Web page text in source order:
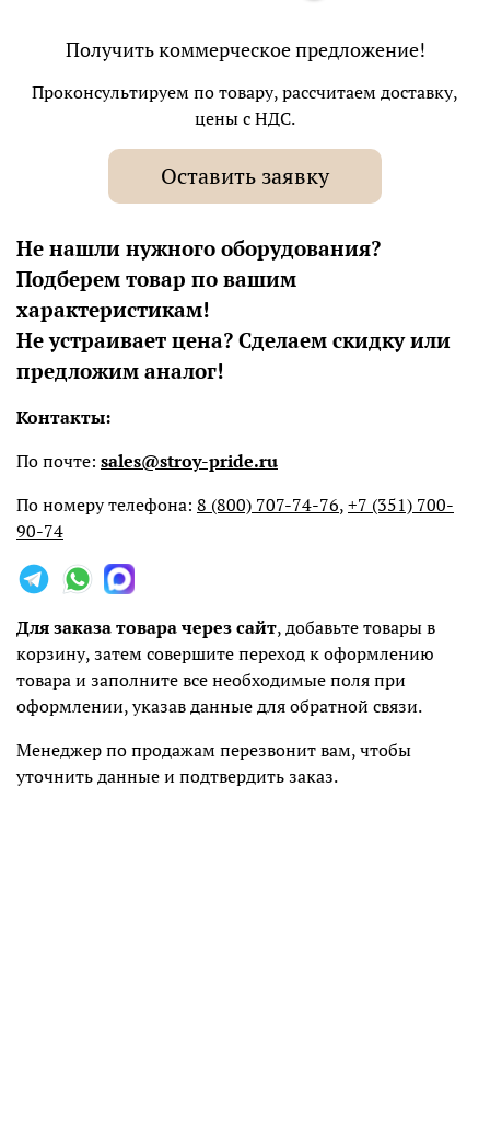
Получить коммерческое предложение!
Проконсультируем по товару, рассчитаем доставку,
цены с НДС.
Оставить заявку
Не нашли нужного оборудования?
Подберем товар по вашим
характеристикам!
Не устраивает цена? Сделаем скидку или
предложим аналог!
Контакты:
По почте: sales@stroy-pride.ru
По номеру телефона: 8 (800) 707-74-76,+7 (351) 700-
90-74
Для заказа товара через сайт, добавьте товары в
корзину, затем совершите переход к оформлению
товара и заполните все необходимые поля при
оформлении, указав данные для обратной связи.
Менеджер по продажам перезвонит вам, чтобы
уточнить данные и подтвердить заказ.